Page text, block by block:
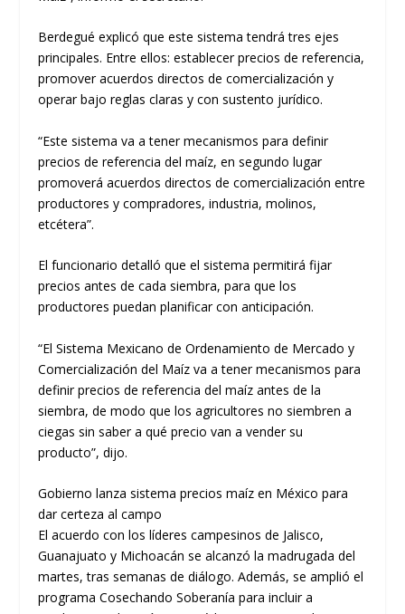
Berdegué explicó que este sistema tendrá tres ejes
principales. Entre ellos: establecer precios de referencia,
promover acuerdos directos de comercialización y
operar bajo reglas claras y con sustento jurídico.
“Este sistema va a tener mecanismos para definir
precios de referencia del maíz, en segundo lugar
promoverá acuerdos directos de comercialización entre
productores y compradores, industria, molinos,
etcétera”.
El funcionario detalló que el sistema permitirá fijar
precios antes de cada siembra, para que los
productores puedan planificar con anticipación.
“El Sistema Mexicano de Ordenamiento de Mercado y
Comercialización del Maíz va a tener mecanismos para
definir precios de referencia del maíz antes de la
siembra, de modo que los agricultores no siembren a
ciegas sin saber a qué precio van a vender su
producto”, dijo.
Gobierno lanza sistema precios maíz en México para
dar certeza al campo
El acuerdo con los líderes campesinos de Jalisco,
Guanajuato y Michoacán se alcanzó la madrugada del
martes, tras semanas de diálogo. Además, se amplió el
programa Cosechando Soberanía para incluir a